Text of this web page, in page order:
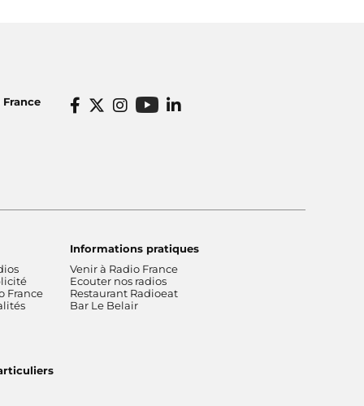
France
Informations pratiques
Venir à Radio France
Ecouter nos radios
Restaurant Radioeat
Bar Le Belair